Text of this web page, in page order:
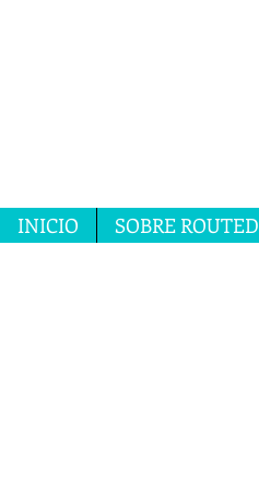
INICIO SOBRE ROUTED